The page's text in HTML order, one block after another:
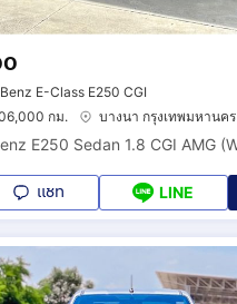
E-Class E250 CGI
กม. บางนา กรุงเทพมหานคร
แชท LINE